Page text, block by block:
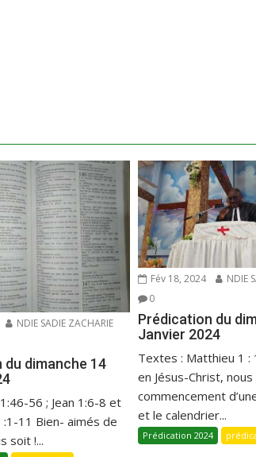
NDIE SADIE ZACHARIE
dimanche 14
56 ; Jean 1:6-8 et
:1-11 Bien- aimés de
soit !...
Fév 18, 2024
NDIE
0
Prédication du
Janvier 2024
Textes : Matthieu 1 :
en Jésus-Christ,
commencement
et le calendrier...
Prédication 2024